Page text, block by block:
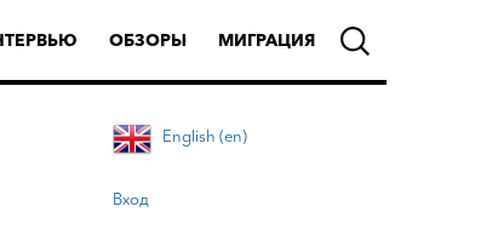
ОБЗОРЫ МИГРАЦИЯ
English (en)
Вход